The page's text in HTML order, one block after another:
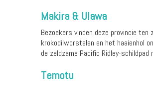
Makira & Ulawa
Bezoekers vinden deze provincie
krokodilworstelen en het haaienhol
de zeldzame Pacific Ridley-schildpad
Temotu